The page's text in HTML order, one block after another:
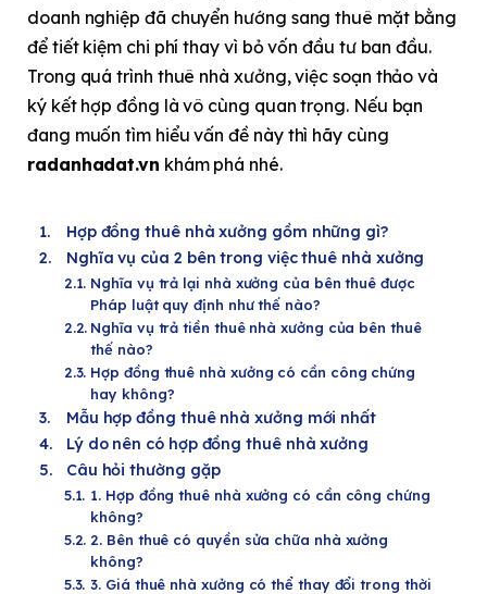
doanh nghiệp đã chuyển hướng sang thuê mặt bằng
để tiết kiệm chi phí thay vì bỏ vốn đầu tư ban đầu.
Trong quá trình thuê nhà xưởng, việc soạn thảo và
ký kết hợp đồng là vô cùng quan trọng. Nếu bạn
đang muốn tìm hiểu vấn đề này thì hãy cùng
radanhadat.vn khám phá nhé.
Hợp đồng thuê nhà xưởng gồm những gì?
Nghĩa vụ của 2 bên trong việc thuê nhà xưởng
Nghĩa vụ trả lại nhà xưởng của bên thuê được
Pháp luật quy định như thế nào?
Nghĩa vụ trả tiền thuê nhà xưởng của bên thuê
thế nào?
Hợp đồng thuê nhà xưởng có cần công chứng
hay không?
Mẫu hợp đồng thuê nhà xưởng mới nhất
Lý do nên có hợp đồng thuê nhà xưởng
Câu hỏi thường gặp
1. Hợp đồng thuê nhà xưởng có cần công chứng
không?
2. Bên thuê có quyền sửa chữa nhà xưởng
không?
3. Giá thuê nhà xưởng có thể thay đổi trong thời